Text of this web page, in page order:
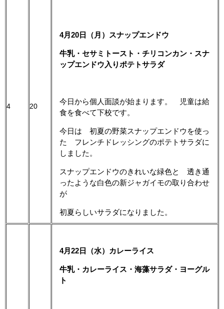
4 20
4月20日（月）スナップエンドウ
牛乳・セサミトースト・チリコンカン・スナ
ップエンドウ入りポテトサラダ
今日から個人面談が始まります。 児童は給
食を食べて下校です。
今日は 初夏の野菜スナップエンドウを使っ
た フレンチドレッシングのポテトサラダに
しました。
スナップエンドウのきれいな緑色と 透き通
ったような白色の新ジャガイモの取り合わせ
が
初夏らしいサラダになりました。
4月22日（水）カレーライス
牛乳・カレーライス・海藻サラダ・ヨーグル
ト